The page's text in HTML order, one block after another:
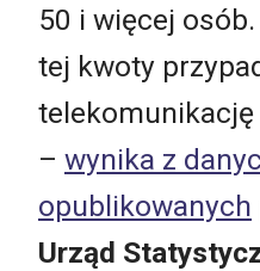
50 i więcej
tej kwoty
– wynika z
opublikowanych
Urząd